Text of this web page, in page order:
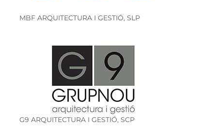
MBF ARQUITECTURA I GESTIÓ, SLP
G9 ARQUITECTURA I GESTIÓ, SCP